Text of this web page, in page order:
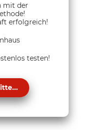
mit der
erfolgreich!
testen!